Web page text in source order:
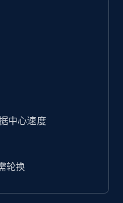
中心速度
轮换